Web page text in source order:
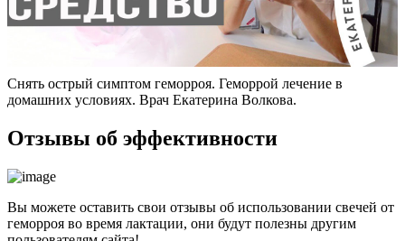
Снять острый симптом геморроя. Геморрой лечение в
домашних условиях. Врач Екатерина Волкова.
Отзывы об эффективности
Вы можете оставить свои отзывы об использовании свечей от
геморроя во время лактации, они будут полезны другим